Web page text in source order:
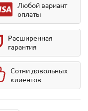
Любой вариант
оплаты
Расширенная
гарантия
Сотни довольных
клиентов